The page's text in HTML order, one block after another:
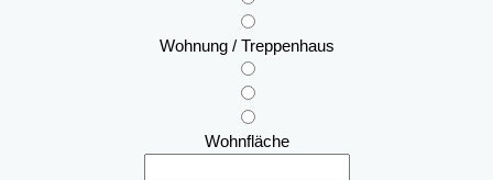
Wohnung / Treppenhaus
Wohnfläche